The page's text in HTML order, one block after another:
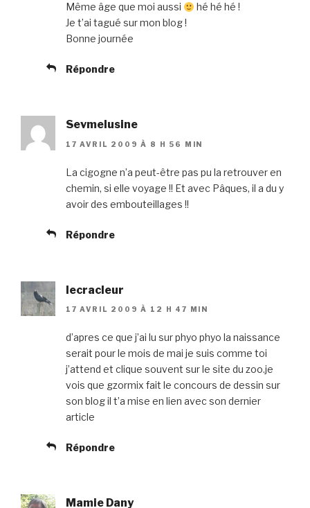
Même âge que moi aussi
hé hé hé !
Je t’ai tagué sur mon blog !
Bonne journée
Répondre
Sevmelusine
17 AVRIL 2009 À 8 H 56 MIN
La cigogne n’a peut-être pas pu la retrouver en
chemin, si elle voyage !! Et avec Pâques, il a du y
avoir des embouteillages !!
Répondre
lecracleur
17 AVRIL 2009 À 12 H 47 MIN
d’apres ce que j’ai lu sur phyo phyo la naissance
serait pour le mois de mai je suis comme toi
j’attend et clique souvent sur le site du zoo.je
vois que gzormix fait le concours de dessin sur
son blog il t’a mise en lien avec son dernier
article
Répondre
Mamie Dany